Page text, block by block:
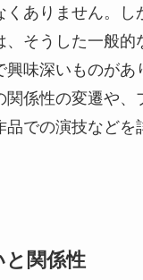
くありません。し
、そうした一般的
興味深いものがあ
関係性の変遷や、
品での演技などを
と関係性